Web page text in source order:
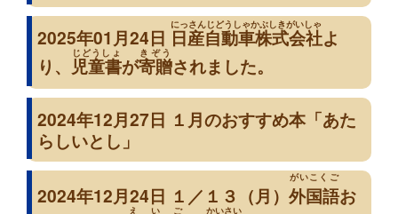
2025年01月24日 日産自動車株式会社
にっさんじどうしゃかぶしきがいしゃ
よ
り、 児童書
じどうしょ
が寄贈
きぞう
されました。
2024年12月27日 １月のおすすめ本「あた
らしいとし」
2024年12月24日 １／１３（月） 外国語
がいこくご
お
えいご かいさい